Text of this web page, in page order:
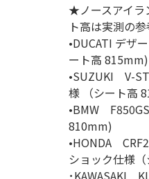
★ノースアイラ
ト高は実測の参
•DUCATI デザ
ート高 815mm)
•SUZUKI V-
様 （シート高
•BMW
810mm)
•HONDA
ショック仕様
･KAWASAKI